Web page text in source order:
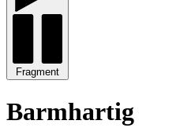
Fragment
Barmhartig